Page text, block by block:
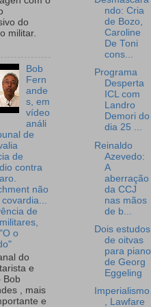
do
militar.
Bob
Fern
ande
s, em
vídeo
análi
de
de
contra
não
de
o
do
e
Bob
, mais
e
ndo: Cria
de Bozo,
Caroline
De Toni
cons...
Programa
Desperta
ICL com
Landro
Demori do
dia 25 ...
Reinaldo
Azevedo:
A
aberração
da CCJ
nas mãos
de b...
Dois estudos
de oitvas
para piano
de Georg
Eggeling
Imperialismo
, Lawfare